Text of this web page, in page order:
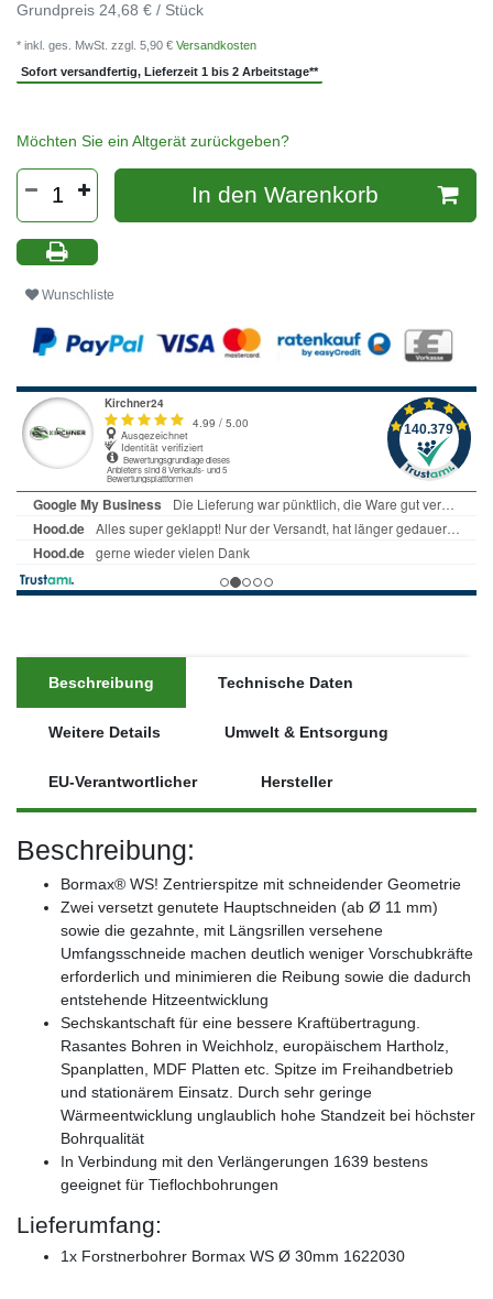
Grundpreis 24,68 € / Stück
* inkl. ges. MwSt. zzgl. 5,90 € Versandkosten
Sofort versandfertig, Lieferzeit 1 bis 2 Arbeitstage**
Möchten Sie ein Altgerät zurückgeben?
In den Warenkorb
Wunschliste
Beschreibung Technische Daten
Weitere Details Umwelt & Entsorgung
EU-Verantwortlicher Hersteller
Beschreibung:
Bormax® WS! Zentrierspitze mit schneidender Geometrie
Zwei versetzt genutete Hauptschneiden (ab Ø 11 mm)
sowie die gezahnte, mit Längsrillen versehene
Umfangsschneide machen deutlich weniger Vorschubkräfte
erforderlich und minimieren die Reibung sowie die dadurch
entstehende Hitzeentwicklung
Sechskantschaft für eine bessere Kraftübertragung.
Rasantes Bohren in Weichholz, europäischem Hartholz,
Spanplatten, MDF Platten etc. Spitze im Freihandbetrieb
und stationärem Einsatz. Durch sehr geringe
Wärmeentwicklung unglaublich hohe Standzeit bei höchster
Bohrqualität
In Verbindung mit den Verlängerungen 1639 bestens
geeignet für Tieflochbohrungen
Lieferumfang:
1x Forstnerbohrer Bormax WS Ø 30mm 1622030